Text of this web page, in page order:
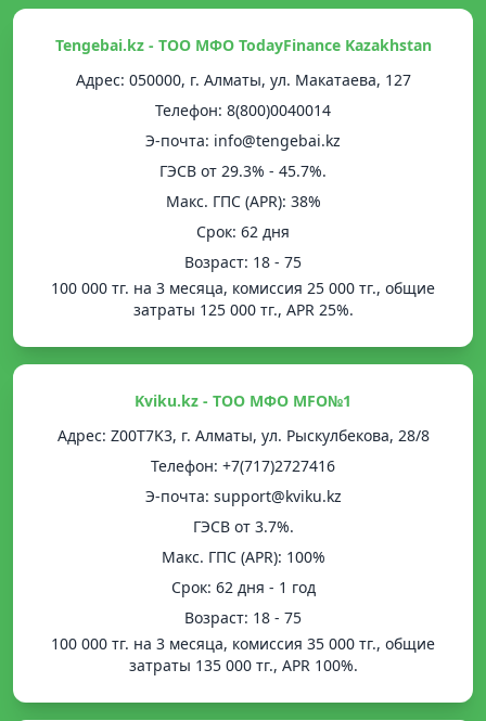
Tengebai.kz - ТОО МФО TodayFinance Kazakhstan
Адрес: 050000, г. Алматы, ул. Макатаева, 127
Телефон: 8(800)0040014
Э-почта: info@tengebai.kz
ГЭСВ от 29.3% - 45.7%.
Mакс. ГПС (APR): 38%
Срок: 62 дня
Возраст: 18 - 75
100 000 тг. на 3 месяца, комиссия 25 000 тг., общие
затраты 125 000 тг., APR 25%.
Kviku.kz - ТОО МФО MFO№1
Адрес: Z00T7K3, г. Алматы, ул. Рыскулбекова, 28/8
Телефон: +7(717)2727416
Э-почта: support@kviku.kz
ГЭСВ от 3.7%.
Mакс. ГПС (APR): 100%
Срок: 62 дня - 1 год
Возраст: 18 - 75
100 000 тг. на 3 месяца, комиссия 35 000 тг., общие
затраты 135 000 тг., APR 100%.